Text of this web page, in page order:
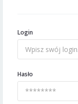
Login
Hasło